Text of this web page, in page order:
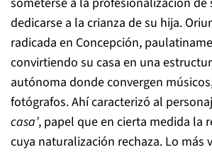
dedicarse a la crianza de su hija.
radicada en Concepción,
convirtiendo su casa en una
autónoma donde convergen
fotógrafos. Ahí caracterizó al
casa’, papel que en cierta medida la
cuya naturalización rechaza. Lo más